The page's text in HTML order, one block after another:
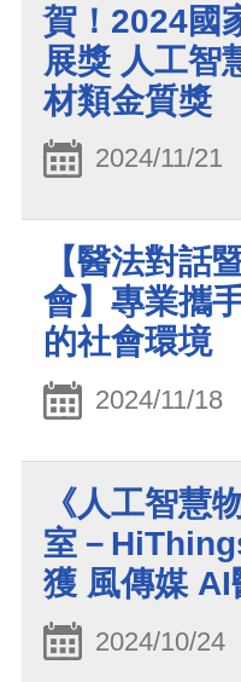
賀！2024國
展獎 人工智
材類金質獎
2024/11/21
【醫法對話
會】專業攜
的社會環境
2024/11/18
《人工智慧
室－
獲 風傳媒
2024/10/24